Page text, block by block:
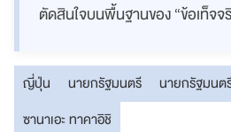
ตัดสินใจบนพื้นฐานของ “ข้อเท็จจริ
ญี่ปุ่น นายกรัฐมนตรี นายกรัฐมน
ซานาเอะ ทาคาอิชิ